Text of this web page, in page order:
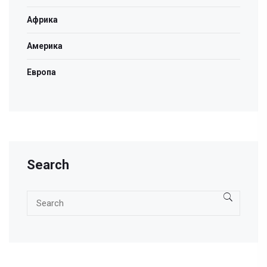
Африка
Америка
Европа
Search